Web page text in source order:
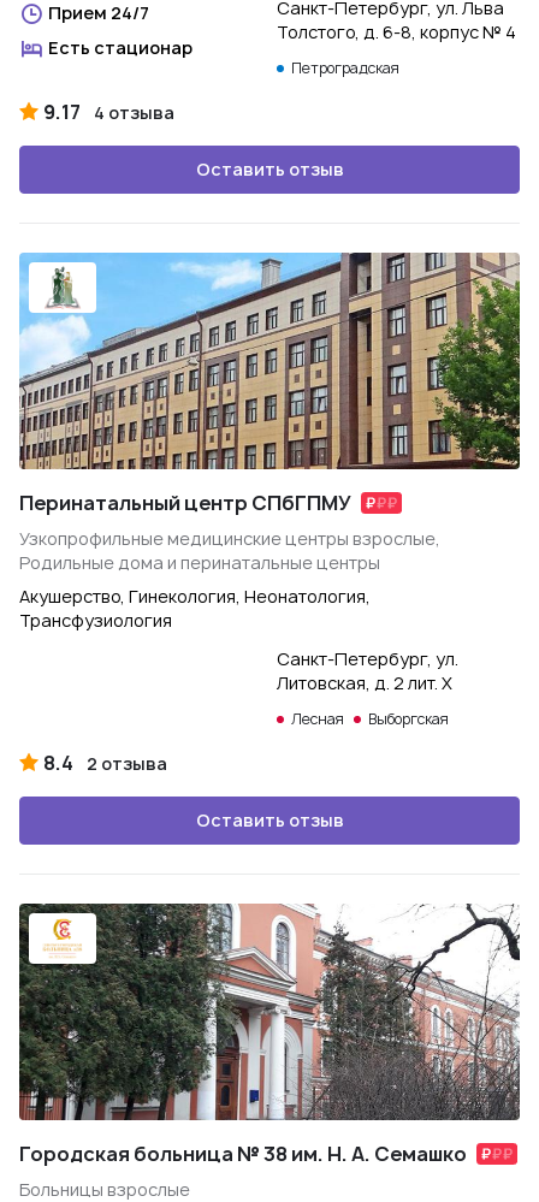
Прием 24/7
Есть стационар
Санкт-Петербург, ул. Льва
Толстого, д. 6-8, корпус № 4
Петроградская
9.17 4 отзыва
Оставить отзыв
Перинатальный центр СПбГПМУ
Узкопрофильные медицинские центры взрослые,
Родильные дома и перинатальные центры
Акушерство, Гинекология, Неонатология,
Трансфузиология
Санкт-Петербург, ул.
Литовская, д. 2 лит. Х
Лесная Выборгская
8.4 2 отзыва
Оставить отзыв
Городская больница № 38 им. Н. А. Семашко
Больницы взрослые